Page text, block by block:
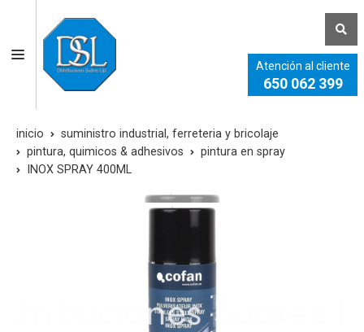
Atención al cliente
650 062 399
inicio
suministro industrial, ferreteria y bricolaje
pintura, quimicos & adhesivos
pintura en spray
INOX SPRAY 400ML